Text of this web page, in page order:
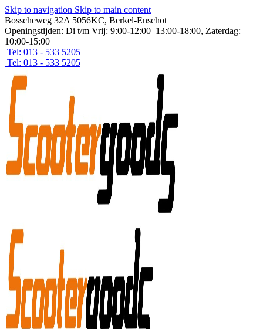
Skip to navigation Skip to main content
Bosscheweg 32A 5056KC, Berkel-Enschot
Openingstijden: Di t/m Vrij: 9:00-12:00 13:00-18:00, Zaterdag:
10:00-15:00
Tel: 013 - 533 5205
Tel: 013 - 533 5205